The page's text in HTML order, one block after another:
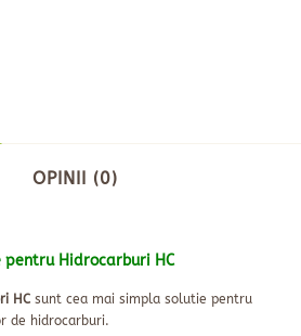
OPINII (0)
Hidrocarburi HC
HC sunt cea mai simpla solutie pentru
de hidrocarburi.